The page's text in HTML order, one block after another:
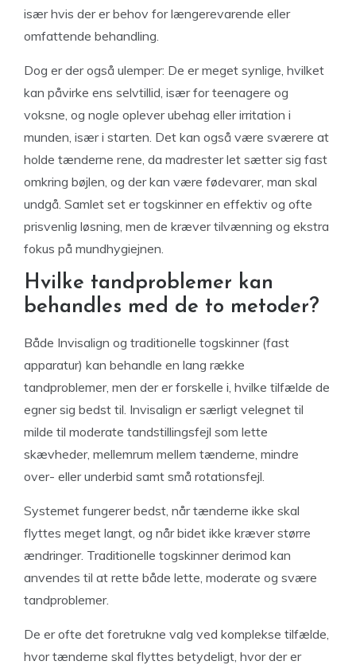
især hvis der er behov for længerevarende eller
omfattende behandling.
Dog er der også ulemper: De er meget synlige, hvilket
kan påvirke ens selvtillid, især for teenagere og
voksne, og nogle oplever ubehag eller irritation i
munden, især i starten. Det kan også være sværere at
holde tænderne rene, da madrester let sætter sig fast
omkring bøjlen, og der kan være fødevarer, man skal
undgå. Samlet set er togskinner en effektiv og ofte
prisvenlig løsning, men de kræver tilvænning og ekstra
fokus på mundhygiejnen.
Hvilke tandproblemer kan
behandles med de to metoder?
Både Invisalign og traditionelle togskinner (fast
apparatur) kan behandle en lang række
tandproblemer, men der er forskelle i, hvilke tilfælde de
egner sig bedst til. Invisalign er særligt velegnet til
milde til moderate tandstillingsfejl som lette
skævheder, mellemrum mellem tænderne, mindre
over- eller underbid samt små rotationsfejl.
Systemet fungerer bedst, når tænderne ikke skal
flyttes meget langt, og når bidet ikke kræver større
ændringer. Traditionelle togskinner derimod kan
anvendes til at rette både lette, moderate og svære
tandproblemer.
De er ofte det foretrukne valg ved komplekse tilfælde,
hvor tænderne skal flyttes betydeligt, hvor der er